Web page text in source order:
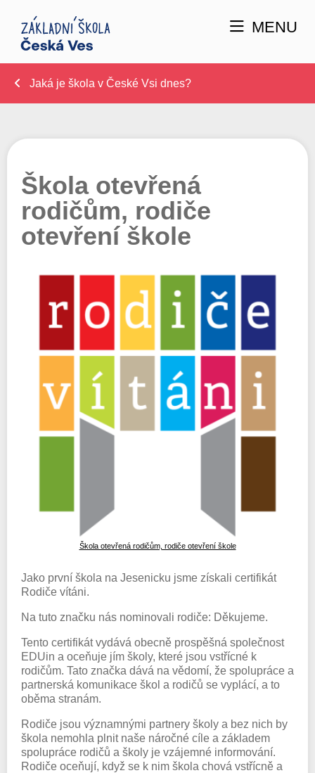
MENU
Jaká je škola v České Vsi dnes?
Škola otevřená
rodičům, rodiče
otevření škole
Škola otevřená rodičům, rodiče otevření škole
Jako první škola na Jesenicku jsme získali certifikát
Rodiče vítáni.
Na tuto značku nás nominovali rodiče: Děkujeme.
Tento certifikát vydává obecně prospěšná společnost
EDUin a oceňuje jím školy, které jsou vstřícné k
rodičům. Tato značka dává na vědomí, že spolupráce a
partnerská komunikace škol a rodičů se vyplácí, a to
oběma stranám.
Rodiče jsou významnými partnery školy a bez nich by
škola nemohla plnit naše náročné cíle a základem
spolupráce rodičů a školy je vzájemné informování.
Rodiče oceňují, když se k nim škola chová vstřícně a